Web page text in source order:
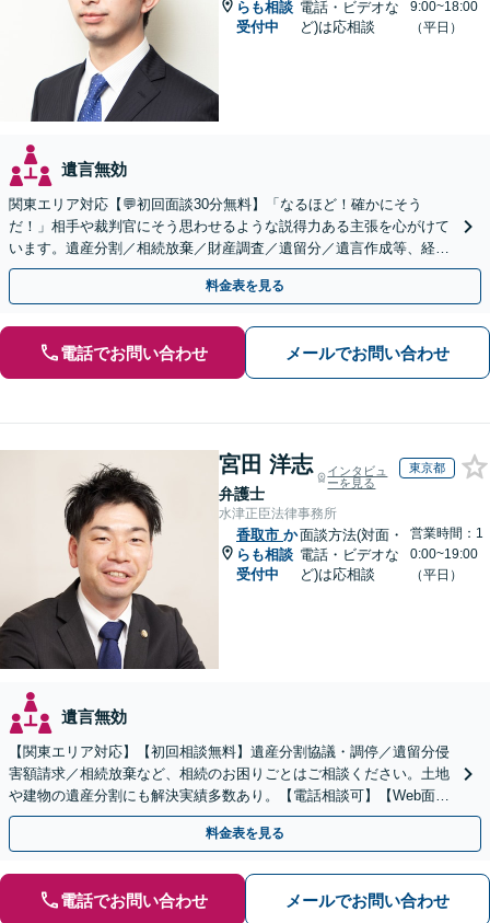
らも相談
受付中
電話・ビデオな
ど)は応相談
9:00~18:00
（平日）
遺言無効
関東エリア対応【💬初回面談30分無料】「なるほど！確かにそう
だ！」相手や裁判官にそう思わせるような説得力ある主張を心がけて
います。遺産分割／相続放棄／財産調査／遺留分／遺言作成等、経験
豊富な事務所。複雑な手続を代行【年間相談100件以上】
料金表を見る
電話でお問い合わせ メールでお問い合わせ
宮田 洋志
弁護士
インタビュ
ーを見る
東京都
水津正臣法律事務所
香取市 か
らも相談
受付中
面談方法(対面・
電話・ビデオな
ど)は応相談
営業時間：1
0:00~19:00
（平日）
遺言無効
【関東エリア対応】【初回相談無料】遺産分割協議・調停／遺留分侵
害額請求／相続放棄など、相続のお困りごとはご相談ください。土地
や建物の遺産分割にも解決実績多数あり。【電話相談可】【Web面談
可】遺言書作成や財産の整理など生前対策もサポート
料金表を見る
電話でお問い合わせ メールでお問い合わせ